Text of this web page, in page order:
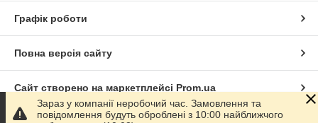
Графік роботи
Повна версія сайту
Сайт створено на маркетплейсі Prom.ua
Зараз у компанії неробочий час. Замовлення та
повідомлення будуть оброблені з 10:00 найближчого